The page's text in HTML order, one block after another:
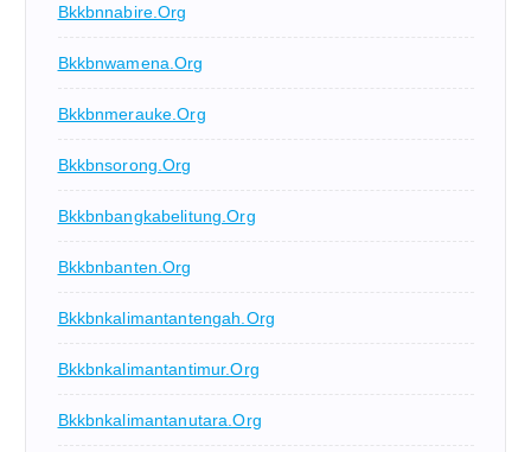
Bkkbnnabire.org
Bkkbnwamena.org
Bkkbnmerauke.org
Bkkbnsorong.org
Bkkbnbangkabelitung.org
Bkkbnbanten.org
Bkkbnkalimantantengah.org
Bkkbnkalimantantimur.org
Bkkbnkalimantanutara.org